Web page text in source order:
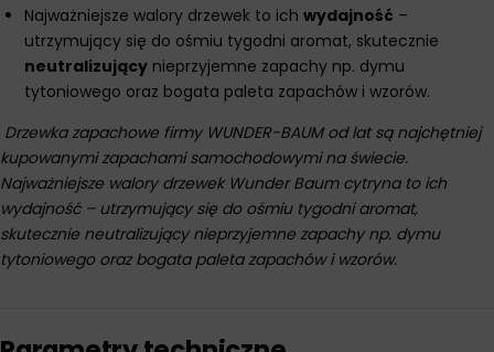
Najważniejsze walory drzewek to ich wydajność –
utrzymujący się do ośmiu tygodni aromat, skutecznie
neutralizujący nieprzyjemne zapachy np. dymu
tytoniowego oraz bogata paleta zapachów i wzorów.
Drzewka zapachowe firmy WUNDER-BAUM od lat są najchętniej
kupowanymi zapachami samochodowymi na świecie.
Najważniejsze walory drzewek Wunder Baum cytryna to ich
wydajność – utrzymujący się do ośmiu tygodni aromat,
skutecznie neutralizujący nieprzyjemne zapachy np. dymu
tytoniowego oraz bogata paleta zapachów i wzorów.